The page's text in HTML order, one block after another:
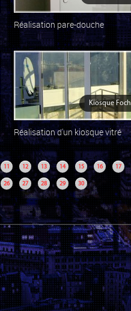
Réalisation pare-douche
Kiosque Foch
Réalisation d'un kiosque vitré
11 12 13 14 15 16 17
26 27 28 29 30